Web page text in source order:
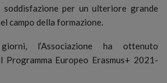
soddisfazione per un ulteriore grande
campo della formazione.
l’Associazione ha ottenuto
Programma Europeo Erasmus+ 2021-